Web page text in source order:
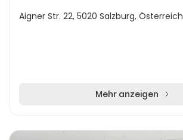
Aigner Str. 22, 5020 Salzburg, Österreich
Mehr anzeigen